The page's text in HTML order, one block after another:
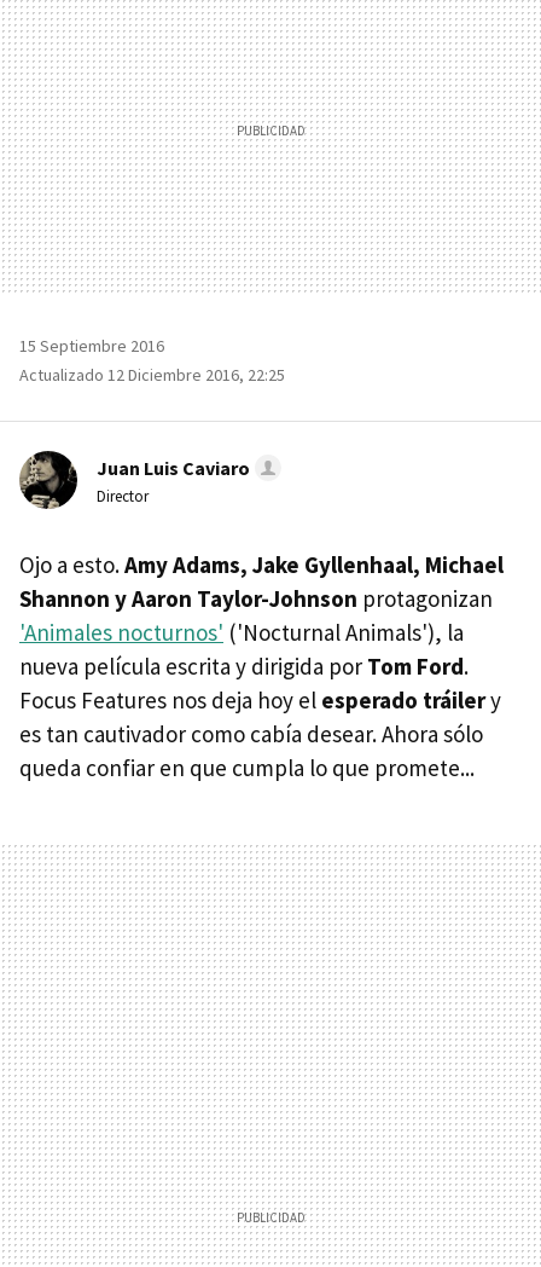
15 Septiembre 2016
Actualizado 12 Diciembre 2016, 22:25
Juan Luis Caviaro
Director
Ojo a esto.Amy Adams, Jake Gyllenhaal, Michael
Shannon y Aaron Taylor-Johnson protagonizan
'Animales nocturnos' ('Nocturnal Animals'), la
nueva película escrita y dirigida por Tom Ford.
Focus Features nos deja hoy el esperado tráilery
es tan cautivador como cabía desear. Ahora sólo
queda confiar en que cumpla lo que promete...